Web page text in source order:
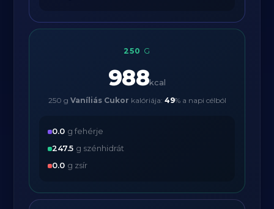
250 G
988kcal
250 g Vaníliás Cukor kalóriája: 49% a napi célból
0.0 g fehérje
247.5 g szénhidrát
0.0 g zsír